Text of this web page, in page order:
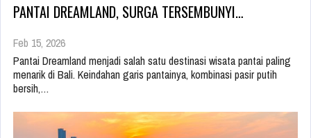
PANTAI DREAMLAND, SURGA TERSEMBUNYI…
Feb 15, 2026
Pantai Dreamland menjadi salah satu destinasi wisata pantai paling
menarik di Bali. Keindahan garis pantainya, kombinasi pasir putih
bersih,…